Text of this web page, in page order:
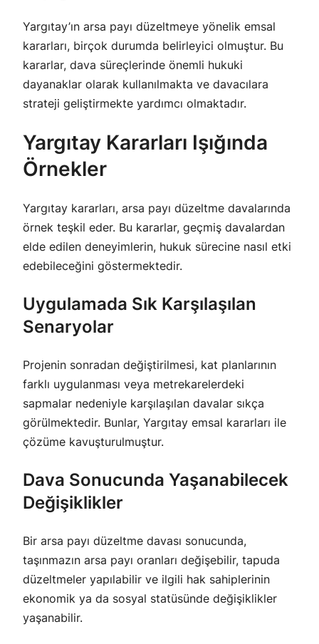
Yargıtay’ın arsa payı düzeltmeye yönelik emsal
kararları, birçok durumda belirleyici olmuştur. Bu
kararlar, dava süreçlerinde önemli hukuki
dayanaklar olarak kullanılmakta ve davacılara
strateji geliştirmekte yardımcı olmaktadır.
Yargıtay Kararları Işığında
Örnekler
Yargıtay kararları, arsa payı düzeltme davalarında
örnek teşkil eder. Bu kararlar, geçmiş davalardan
elde edilen deneyimlerin, hukuk sürecine nasıl etki
edebileceğini göstermektedir.
Uygulamada Sık Karşılaşılan
Senaryolar
Projenin sonradan değiştirilmesi, kat planlarının
farklı uygulanması veya metrekarelerdeki
sapmalar nedeniyle karşılaşılan davalar sıkça
görülmektedir. Bunlar, Yargıtay emsal kararları ile
çözüme kavuşturulmuştur.
Dava Sonucunda Yaşanabilecek
Değişiklikler
Bir arsa payı düzeltme davası sonucunda,
taşınmazın arsa payı oranları değişebilir, tapuda
düzeltmeler yapılabilir ve ilgili hak sahiplerinin
ekonomik ya da sosyal statüsünde değişiklikler
yaşanabilir.